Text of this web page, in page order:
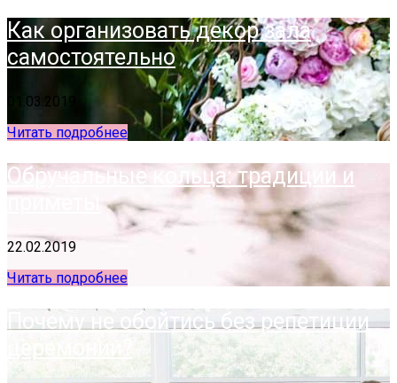
Как организовать декор зала
самостоятельно
01.03.2019
Читать подробнее
Обручальные кольца: традиции и
приметы
22.02.2019
Читать подробнее
Почему не обойтись без репетиции
церемонии?